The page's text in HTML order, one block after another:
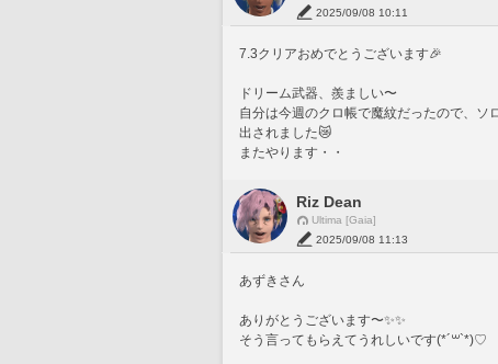
2025/09/08 10:11
7.3クリアおめでとうございます🎉
ドリーム武器、羨ましい〜
自分は今週のクロ帳で魔紋だったので、ソ
出されました😿
またやります・・
Riz Dean
Ultima [Gaia]
2025/09/08 11:13
あずきさん
ありがとうございます〜✨️✨️
そう言ってもらえてうれしいです(*´꒳`*)♡